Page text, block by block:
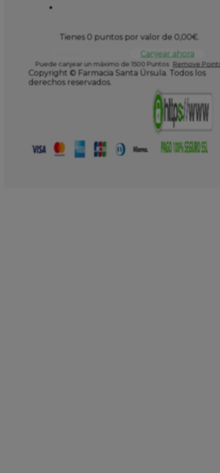
Tienes 0 puntos por valor de 0,00€.
Canjear ahora
Puede canjear un máximo de 1500 Puntos Remove
Copyright © Farmacia Santa Úrsula. Todos los
derechos reservados.